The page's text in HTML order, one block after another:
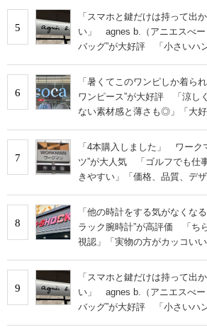
5
「スマホと鍵だけは持って出
い」 agnes b.（アニエスべー
バッグ”が大好評 「小さいハ
6
「暑くてこのワンピしか着ら
ワンピース”が大好評 「涼し
ない素材感と薄さも◎」「大好
7
「4本購入しました」 ワーク
ツ”が大人気 「ゴルフでも仕
きやすい」「価格、品質、デ
8
「他の時計をする気がなくな
ラック腕時計”が高評価 「ち
視認」「実物の方がカッコい
9
「スマホと鍵だけは持って出
い」 agnes b.（アニエスべー
バッグ”が大好評 「小さいハ